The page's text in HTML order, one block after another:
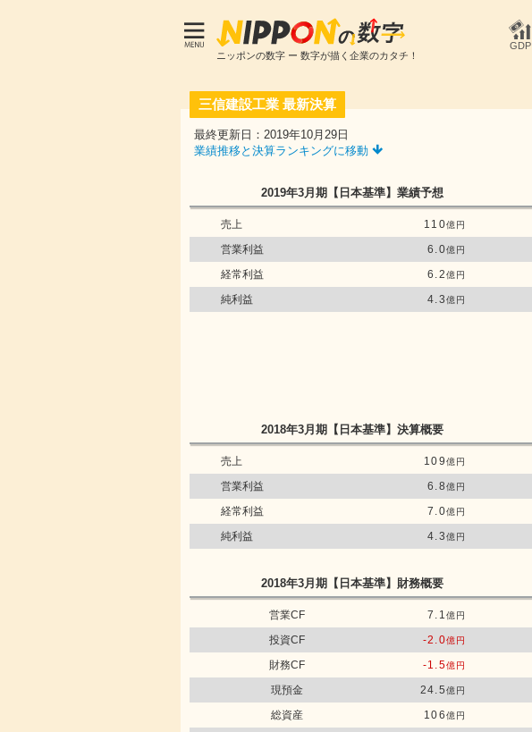
ニッポンの数字 ー 数字が描く企業のカタチ！
GDP
三信建設工業 最新決算
最終更新日：2019年10月29日
業績推移と決算ランキングに移動
2019年3月期 【日本基準】 業績予想
売上 110億円
営業利益 6.0億円
経常利益 6.2億円
純利益 4.3億円
2018年3月期 【日本基準】 決算概要
売上 109億円
営業利益 6.8億円
経常利益 7.0億円
純利益 4.3億円
2018年3月期 【日本基準】 財務概要
営業CF 7.1億円
投資CF -2.0億円
財務CF -1.5億円
現預金 24.5億円
総資産 106億円